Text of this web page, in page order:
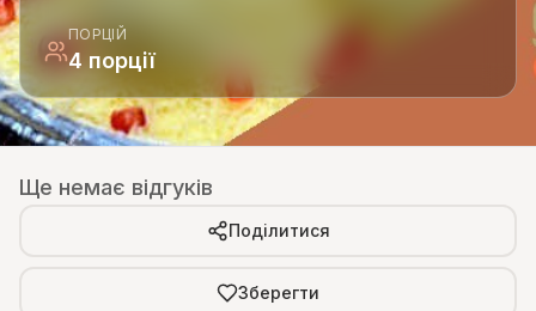
ПОРЦІЙ
4 порції
Ще немає відгуків
Поділитися
Зберегти